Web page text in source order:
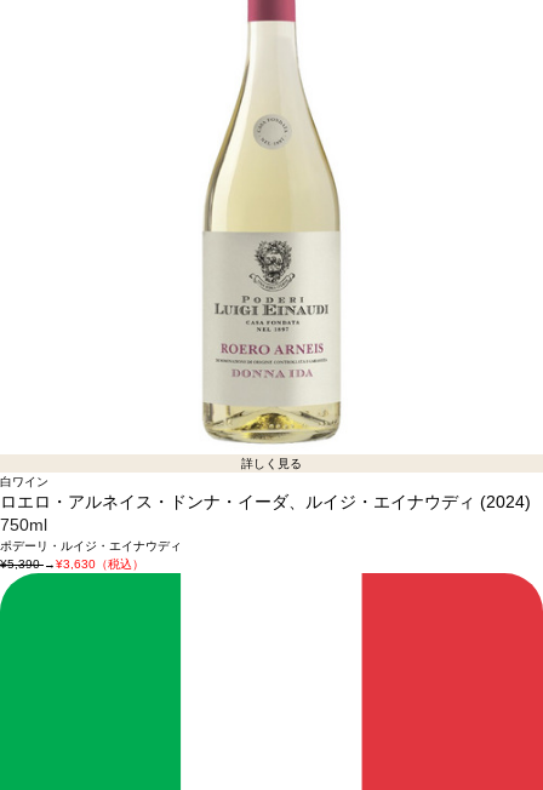
詳しく見る
白ワイン
ロエロ・アルネイス・ドンナ・イーダ、ルイジ・エイナウディ (2024)
750ml
ポデーリ・ルイジ・エイナウディ
¥5,390→¥3,630（税込）